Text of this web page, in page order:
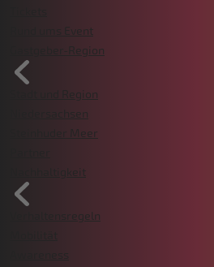
Rund ums Event
Gastgeber-Region
Stadt und Region
Niedersachsen
Steinhuder Meer
Nachhaltigkeit
Verhaltensregeln